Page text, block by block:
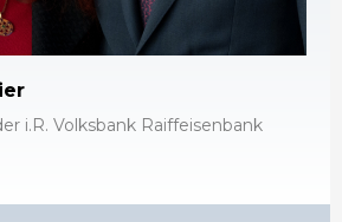
i.R. Volksbank Raiffeisenbank